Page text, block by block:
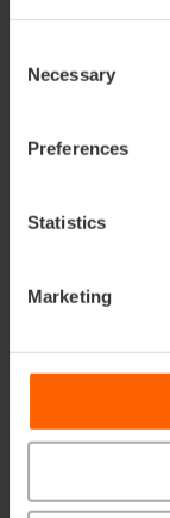
Selection
Necessary
Preferences
Statistics
Marketing
Sì, attraverso la
acquisto. Per
e compilare le
Se vuole
l'acquisto senza
fattura, può
prenotazione e i